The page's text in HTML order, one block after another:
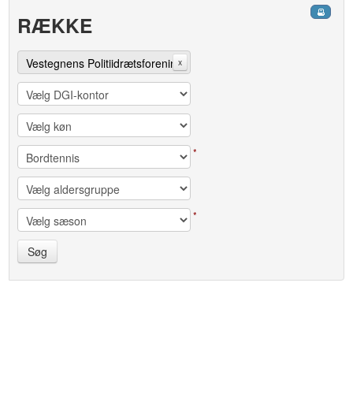
RÆKKE
Vestegnens Politiidrætsforening
x
*
*